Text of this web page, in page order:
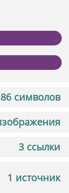
символов
3 ссылки
1 источник